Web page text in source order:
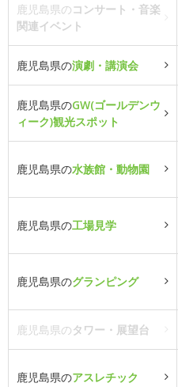
鹿児島県のコンサート・音楽
関連イベント
鹿児島県の演劇・講演会
鹿児島県のGW(ゴールデンウ
ィーク)観光スポット
鹿児島県の水族館・動物園
鹿児島県の工場見学
鹿児島県のグランピング
鹿児島県のタワー・展望台
鹿児島県のアスレチック